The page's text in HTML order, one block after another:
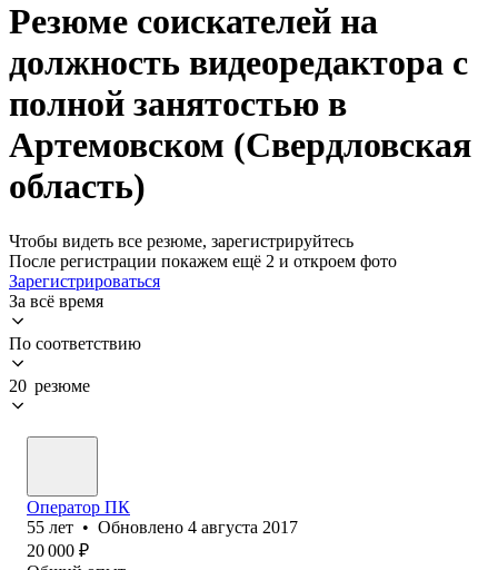
Резюме соискателей на
должность видеоредактора с
полной занятостью в
Артемовском (Свердловская
область)
Чтобы видеть все резюме, зарегистрируйтесь
После регистрации покажем ещё 2 и откроем фото
Зарегистрироваться
За всё время
По соответствию
20 резюме
Оператор ПК
55 лет • Обновлено 4 августа 2017
20 000 ₽